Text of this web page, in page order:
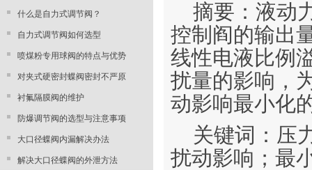
什么是自力式调节阀？
自力式调节阀如何选型
喷煤粉专用球阀的特点与优势
对夹式硬密封蝶阀密封不严原
衬氟隔膜阀的维护
防爆调节阀的选型与注意事项
大口径蝶阀内漏解决办法
解决大口径蝶阀的外泄方法
摘要：液动
控制阎的输出
线性电液比例
扰量的影响，
动影响最小化
关键词：压
扰动影响；最